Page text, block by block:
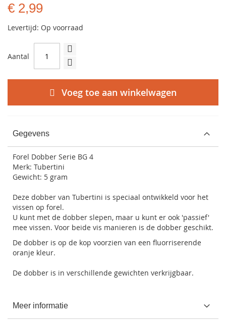
€ 2,99
Levertijd: Op voorraad
Aantal
Voeg toe aan winkelwagen
Gegevens
Forel Dobber Serie BG 4
Merk: Tubertini
Gewicht: 5 gram
Deze dobber van Tubertini is speciaal ontwikkeld voor het
vissen op forel.
U kunt met de dobber slepen, maar u kunt er ook 'passief'
mee vissen. Voor beide vis manieren is de dobber geschikt.
De dobber is op de kop voorzien van een fluorriserende
oranje kleur.
De dobber is in verschillende gewichten verkrijgbaar.
Meer informatie